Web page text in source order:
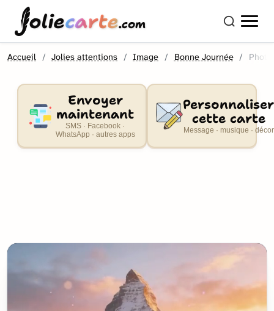
oliecarte.com
Accueil Jolies attentions Image Bonne Journée Photo
Envoyer
maintenant
SMS · Facebook ·
WhatsApp · autres apps
Personnaliser
cette carte
Message · musique · décor